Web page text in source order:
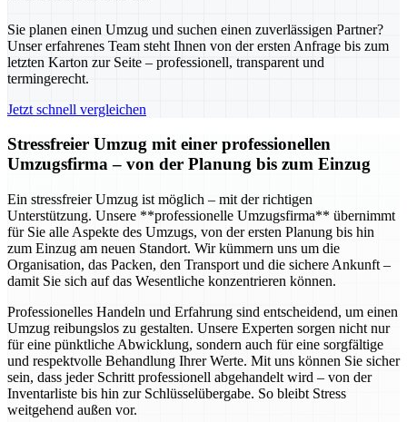
Sie planen einen Umzug und suchen einen zuverlässigen Partner?
Unser erfahrenes Team steht Ihnen von der ersten Anfrage bis zum
letzten Karton zur Seite – professionell, transparent und
termingerecht.
Jetzt schnell vergleichen
Stressfreier Umzug mit einer professionellen
Umzugsfirma – von der Planung bis zum Einzug
Ein stressfreier Umzug ist möglich – mit der richtigen
Unterstützung. Unsere **professionelle Umzugsfirma** übernimmt
für Sie alle Aspekte des Umzugs, von der ersten Planung bis hin
zum Einzug am neuen Standort. Wir kümmern uns um die
Organisation, das Packen, den Transport und die sichere Ankunft –
damit Sie sich auf das Wesentliche konzentrieren können.
Professionelles Handeln und Erfahrung sind entscheidend, um einen
Umzug reibungslos zu gestalten. Unsere Experten sorgen nicht nur
für eine pünktliche Abwicklung, sondern auch für eine sorgfältige
und respektvolle Behandlung Ihrer Werte. Mit uns können Sie sicher
sein, dass jeder Schritt professionell abgehandelt wird – von der
Inventarliste bis hin zur Schlüsselübergabe. So bleibt Stress
weitgehend außen vor.